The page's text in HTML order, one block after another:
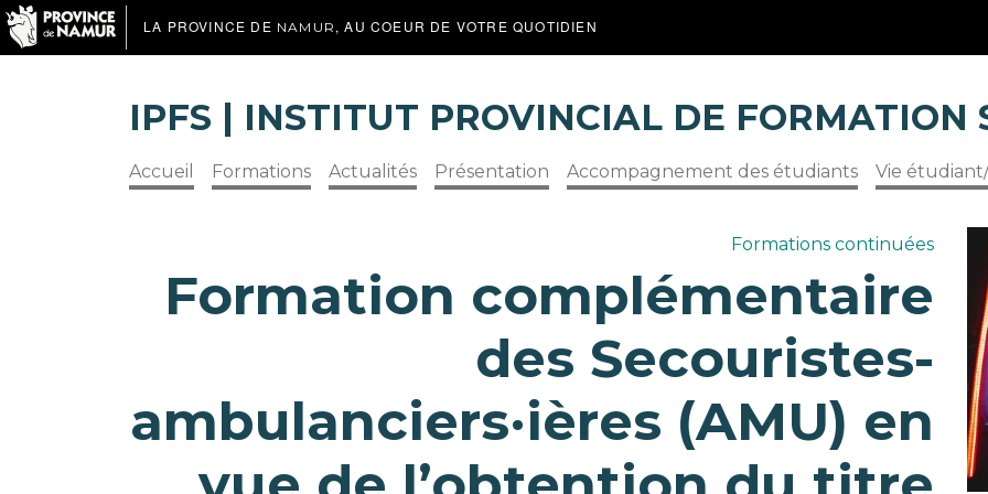
LA PROVINCE DE NAMUR , AU COEUR DE VOTRE QUOTIDIEN
IPFS | INSTITUT PROVINCIAL DE FORMATION
Accueil Formations Actualités Présentation Accompagnement des étudiants Vie
Formations continuées
Formation complémentaire
des Secouristes-
ambulanciers·ières (AMU) en